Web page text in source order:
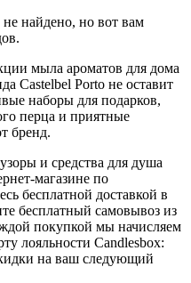
найдено, но вот вам
мыла ароматов для дома
Castelbel Porto не оставит
наборы для подарков,
перца и приятные
бренд.
и средства для душа
магазине по
бесплатной доставкой в
бесплатный самовывоз из
покупкой мы начисляем
лояльности Candlesbox:
на ваш следующий